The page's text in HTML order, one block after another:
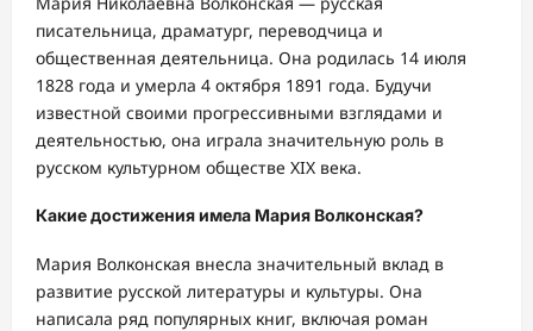
писательница, драматург, переводчица и
общественная деятельница. Она родилась 14 июля
1828 года и умерла 4 октября 1891 года. Будучи
известной своими прогрессивными взглядами и
деятельностью, она играла значительную роль в
русском культурном обществе XIX века.
Какие достижения имела Мария Волконская?
Мария Волконская внесла значительный вклад в
развитие русской литературы и культуры. Она
написала ряд популярных книг, включая роман